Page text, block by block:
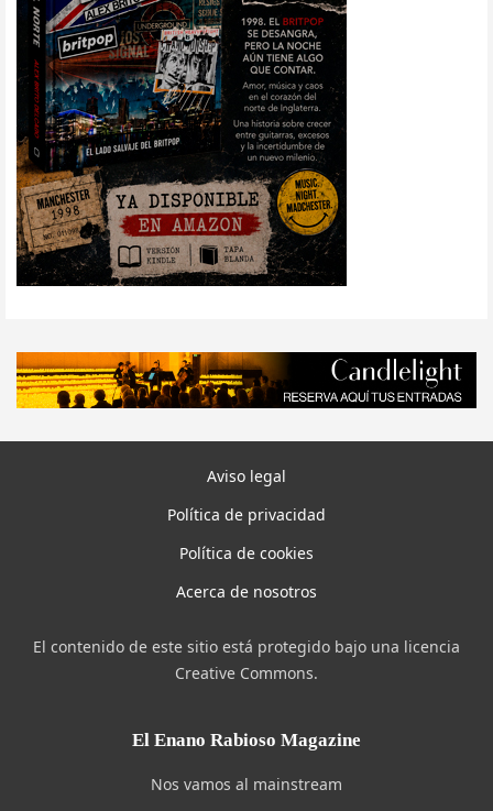
Aviso legal
Política de privacidad
Política de cookies
Acerca de nosotros
El contenido de este sitio está protegido bajo una licencia
Creative Commons.
El Enano Rabioso Magazine
Nos vamos al mainstream